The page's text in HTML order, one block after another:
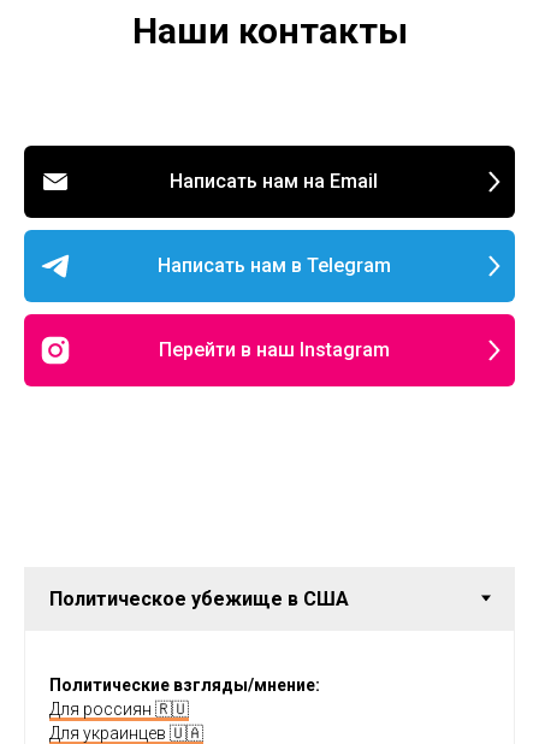
Наши контакты
Написать нам на Email
Написать нам в Telegram
Перейти в наш Instagram
Политические взгляды/мнение:
Для россиян 🇷🇺
Для украинцев 🇺🇦